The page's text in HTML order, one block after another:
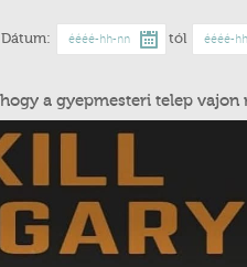
Dátum: tól
a gyepmesteri telep vajon